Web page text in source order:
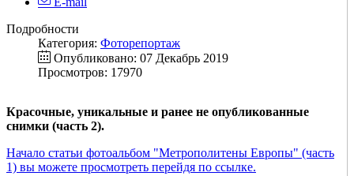
Подробности
Категория: Фоторепортаж
Опубликовано: 07 Декабрь 2019
Просмотров: 17970
Красочные, уникальные и ранее не опубликованные
снимки (часть 2).
Начало статьи фотоальбом "Метрополитены Европы" (часть
1) вы можете просмотреть перейдя по ссылке.